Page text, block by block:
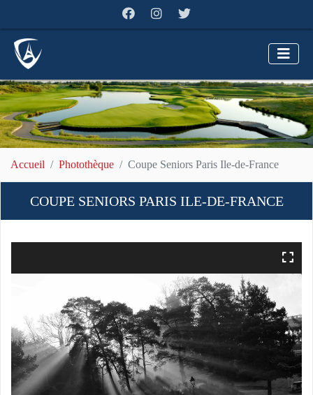
Accueil Photothèque Coupe Seniors Paris Ile-de-France
COUPE SENIORS PARIS ILE-DE-FRANCE